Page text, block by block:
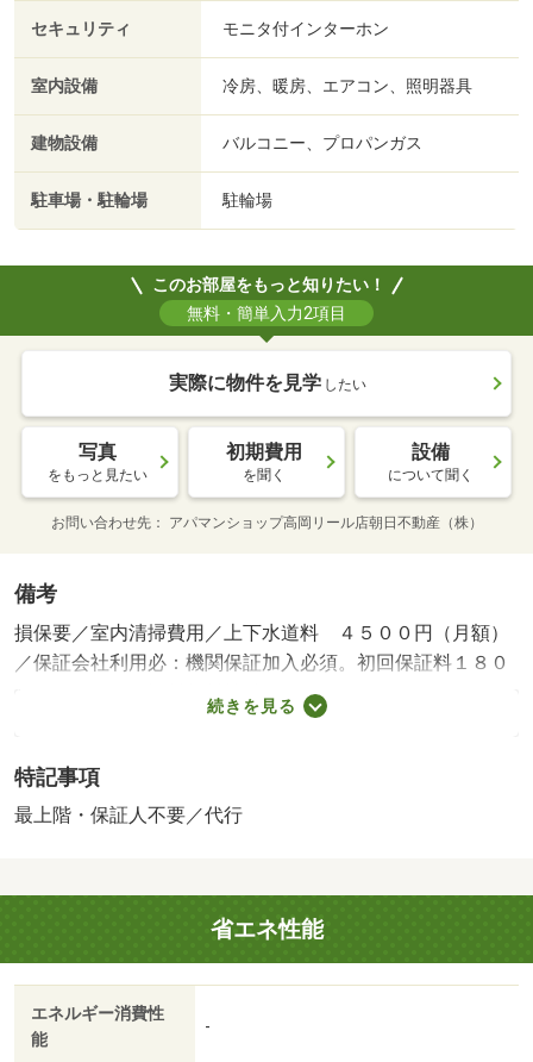
セキュリティ モニタ付インターホン
室内設備 冷房、暖房、エアコン、照明器具
建物設備 バルコニー、プロパンガス
駐車場・駐輪場 駐輪場
このお部屋をもっと知りたい！
無料・簡単入力2項目
実際に物件を見学 したい
写真
をもっと見たい
初期費用
を聞く
設備
について聞く
お問い合わせ先 アパマンショップ高岡リール店朝日不動産（株）
備考
損保要／室内清掃費用／上下水道料 ４５００円（月額）
／保証会社利用必：機関保証加入必須。初回保証料１８０
００円、月額保証料賃料等総額の１％＋８００円／月（そ
の他商品あり）／［退去時費用 退去費用実費精算※故
事業者にご確認いただけます。 ルームクリーニング料金
にエアコンクリーニング費用を含みます。上下水道料４５
ーホン／シューズボックス／駐輪場／押入／即入居可／最
上階／敷金不要／照明付／保証人不要／駅徒歩１０分以内
／敷地内ごみ置き場／プロパンガス／礼金１ヶ月／保証会
社利用可／ＩＴ重説 対応物件／アルプラザ平和堂（ショ
ッピングセンター）まで５０２ｍ／（株）コスモス薬品／
ディスカウントドラッグコスモス小杉駅店（ドラッグスト
続きを見る
特記事項
最上階・保証人不要／代行
省エネ性能
エネルギー消費性
能
-